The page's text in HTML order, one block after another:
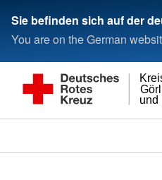
Sie befinden sich auf der
You are on the German
und